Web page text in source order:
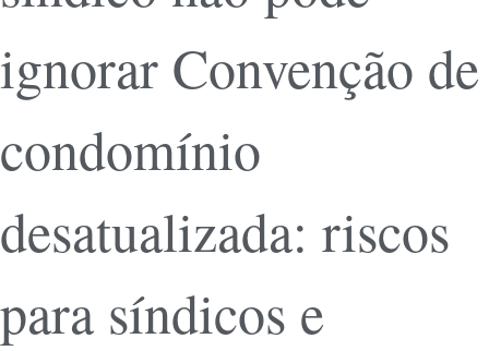
ignorar Convenção de
condomínio
desatualizada: riscos
para síndicos e